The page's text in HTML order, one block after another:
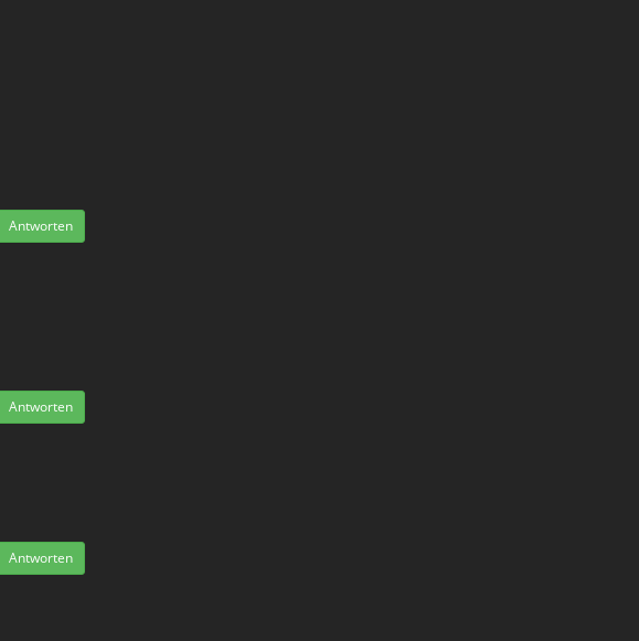
Antworten
Antworten
Antworten